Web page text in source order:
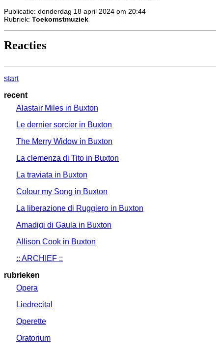
Publicatie: donderdag 18 april 2024 om 20:44
Rubriek: Toekomstmuziek
Reacties
start
recent
Alastair Miles in Buxton
Le dernier sorcier in Buxton
The Merry Widow in Buxton
La clemenza di Tito in Buxton
La traviata in Buxton
Colour my Song in Buxton
La liberazione di Ruggiero in Buxton
Amadigi di Gaula in Buxton
Allison Cook in Buxton
:: ARCHIEF ::
rubrieken
Opera
Liedrecital
Operette
Oratorium